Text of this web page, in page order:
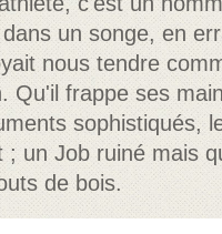
un songe, en
nous tendre
Qu'il frappe ses
sophistiqués,
un Job ruiné mais
de bois.